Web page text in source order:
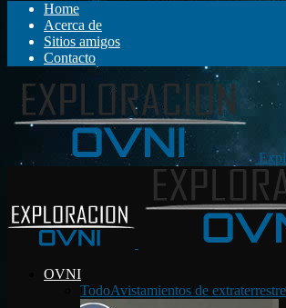
Home
Acerca de
Sitios amigos
Contacto
OVNI
TodoAvistamientos de